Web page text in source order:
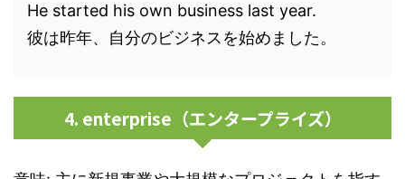
He started his own business last year.
彼は昨年、自分のビジネスを始めました。
4. enterprise（エンタープライズ）